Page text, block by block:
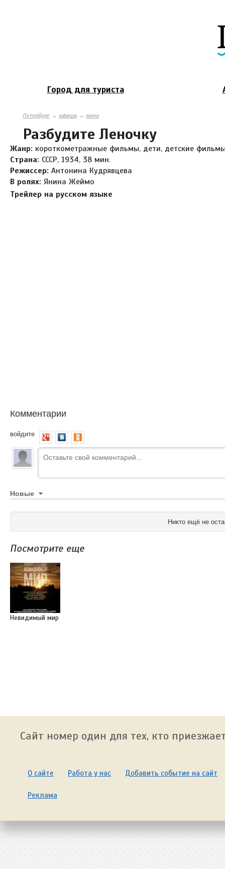
Город для туриста
Петербург→ афиша → кино
Разбудите Леночку
Жанр: короткометражные фильмы, дети, детские
Страна: СССР, 1934, 38 мин.
Режиссер: Антонина Кудрявцева
В ролях: Янина Жеймо
Трейлер на русском языке
Комментарии
войдите
Новые
Никто ещё не
Посмотрите еще
Невидимый мир
Сайт номер один для тех, кто
О сайте Работа у нас Добавить событие на сайт
Реклама